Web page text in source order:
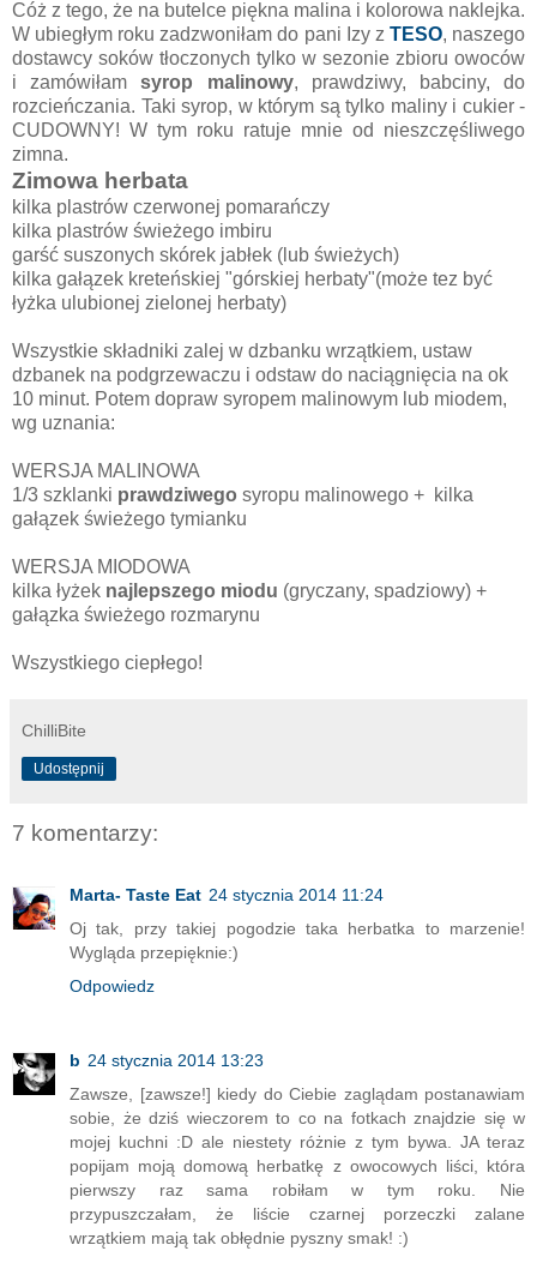
Cóż z tego, że na butelce piękna malina i kolorowa naklejka.
W ubiegłym roku zadzwoniłam do pani Izy z TESO, naszego
dostawcy soków tłoczonych tylko w sezonie zbioru owoców
i zamówiłamsyrop malinowy, prawdziwy, babciny, do
rozcieńczania. Taki syrop, w którym są tylko maliny i cukier -
CUDOWNY! W tym roku ratuje mnie od nieszczęśliwego
zimna.
Zimowa herbata
kilka plastrów czerwonej pomarańczy
kilka plastrów świeżego imbiru
garść suszonych skórek jabłek (lub świeżych)
kilka gałązek kreteńskiej "górskiej herbaty"(może tez być
łyżka ulubionej zielonej herbaty)
Wszystkie składniki zalej w dzbanku wrzątkiem, ustaw
dzbanek na podgrzewaczu i odstaw do naciągnięcia na ok
10 minut. Potem dopraw syropem malinowym lub miodem,
wg uznania:
WERSJA MALINOWA
1/3 szklanki prawdziwego syropu malinowego + kilka
gałązek świeżego tymianku
WERSJA MIODOWA
kilka łyżek najlepszego miodu (gryczany, spadziowy) +
gałązka świeżego rozmarynu
Wszystkiego ciepłego!
ChilliBite
Udostępnij
7 komentarzy:
Marta- Taste Eat 24 stycznia 2014 11:24
Oj tak, przy takiej pogodzie taka herbatka to marzenie!
Wygląda przepięknie:)
Odpowiedz
b 24 stycznia 2014 13:23
Zawsze, [zawsze!] kiedy do Ciebie zaglądam postanawiam
sobie, że dziś wieczorem to co na fotkach znajdzie się w
mojej kuchni :D ale niestety różnie z tym bywa. JA teraz
popijam moją domową herbatkę z owocowych liści, która
pierwszy raz sama robiłam w tym roku. Nie
przypuszczałam, że liście czarnej porzeczki zalane
wrzątkiem mają tak obłędnie pyszny smak! :)